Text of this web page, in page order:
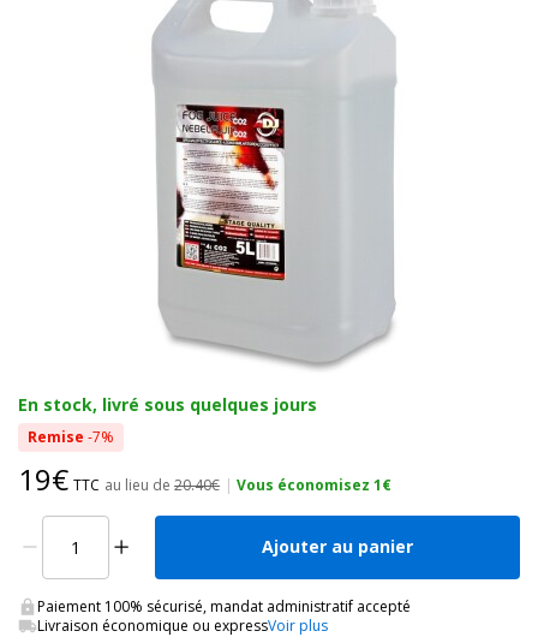
En stock, livré sous quelques jours
Remise -7%
19€ TTC au lieu de 20.40€ | Vous économisez 1€
Ajouter au panier
Paiement 100% sécurisé, mandat administratif accepté
Livraison économique ou expressVoir plus